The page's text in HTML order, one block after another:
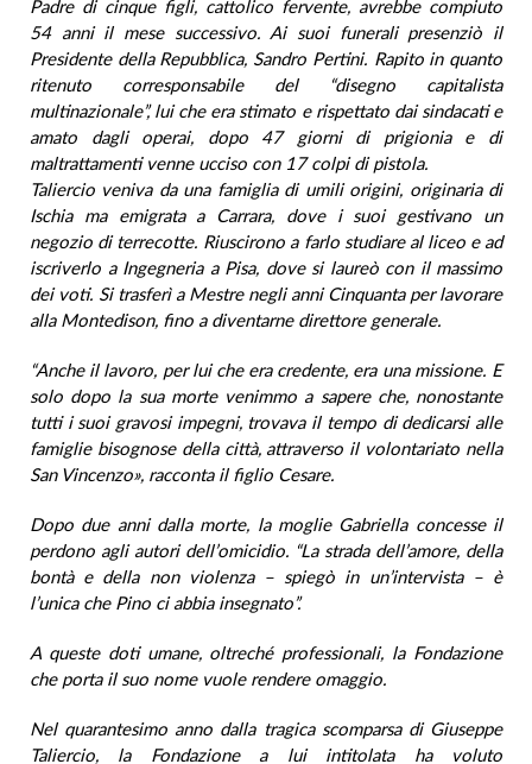
Padre di cinque figli, cattolico fervente, avrebbe compiuto
54 anni il mese successivo. Ai suoi funerali presenziò il
Presidente della Repubblica, Sandro Pertini. Rapito in quanto
ritenuto corresponsabile del “disegno capitalista
multinazionale”, lui che era stimato e rispettato dai sindacati e
amato dagli operai, dopo 47 giorni di prigionia e di
maltrattamenti venne ucciso con 17 colpi di pistola.
Taliercio veniva da una famiglia di umili origini, originaria di
Ischia ma emigrata a Carrara, dove i suoi gestivano un
negozio di terrecotte. Riuscirono a farlo studiare al liceo e ad
iscriverlo a Ingegneria a Pisa, dove si laureò con il massimo
dei voti. Si trasferì a Mestre negli anni Cinquanta per lavorare
alla Montedison, fino a diventarne direttore generale.
“Anche il lavoro, per lui che era credente, era una missione. E
solo dopo la sua morte venimmo a sapere che, nonostante
tutti i suoi gravosi impegni, trovava il tempo di dedicarsi alle
famiglie bisognose della città, attraverso il volontariato nella
San Vincenzo», racconta il figlio Cesare.
Dopo due anni dalla morte, la moglie Gabriella concesse il
perdono agli autori dell’omicidio. “La strada dell’amore, della
bontà e della non violenza – spiegò in un’intervista – è
l’unica che Pino ci abbia insegnato”.
A queste doti umane, oltreché professionali, la Fondazione
che porta il suo nome vuole rendere omaggio.
Nel quarantesimo anno dalla tragica scomparsa di Giuseppe
Taliercio, la Fondazione a lui intitolata ha voluto